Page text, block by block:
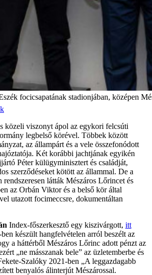
focicsapatának stadionjában, középen
közeli viszonyt ápol az egykori felcsúti
legbelső körével. Többek között
az állampárt és a vele összefonódott
Két korábbi jachtjának egyikén
Péter külügyminisztert és családját,
szerződéseket kötött az állammal. De a
látták Mészáros Lőrincet és
az Orbán Viktor és a belső kör által
utazott focimeccsre, dokumentáltan
Index-főszerkesztő egy kiszivárgott, itt
készült hangfelvételen arról beszélt az
a háttérből Mészáros Lőrinc adott pénzt az
„ne másszanak bele” az üzletemberbe és
Szalóky 2021-ben „A leggazdagabb
benyalós álinterjút Mészárossal.